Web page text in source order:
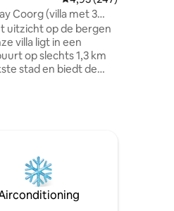
Coorg (villa met 3
uitzicht op de bergen
villa ligt in een
op slechts 1,3 km
stad en biedt de
en gemak. Of
ontspanning of
en
en kom tot rust in
met een prachtige
meer dan vier